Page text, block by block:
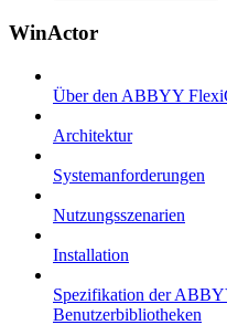
WinActor
Über den ABBYY
Architektur
Systemanforderungen
Nutzungsszenarien
Installation
Spezifikation der
Benutzerbibliotheken